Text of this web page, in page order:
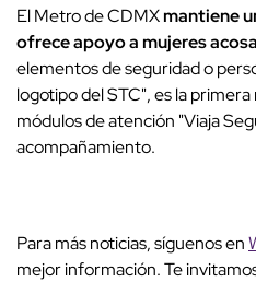
El Metro de CDMXmantiene
ofrece apoyo a mujeres
elementos de seguridad o
logotipo del STC", es la
módulos de atención "Viaja
acompañamiento.
Para más noticias, síguenos en
mejor información. Te